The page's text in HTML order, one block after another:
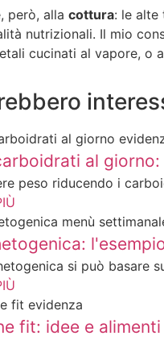
però, alla cottura: le alte
nutrizionali. Il mio
cucinati al vapore, o
al
peso riducendo i
si può basare
fit: idee e